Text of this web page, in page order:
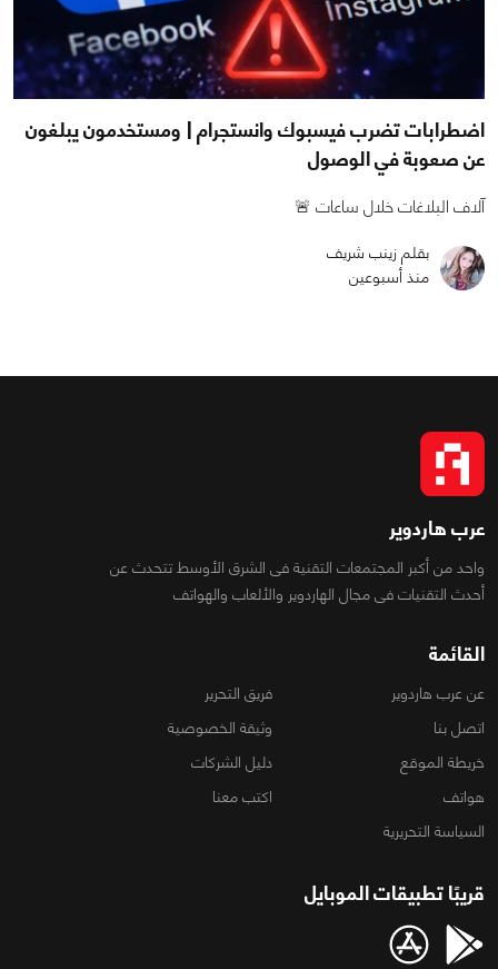
اضطرابات تضرب فيسبوك وانستجرام | ومستخدمون يبلغون
عن صعوبة في الوصول
آلاف البلاغات خلال ساعات 🚨
بقلم زينب شريف
منذ أسبوعين
عرب هاردوير
واحد من أكبر المجتمعات التقنية فى الشرق الأوسط تتحدث عن
أحدث التقنيات فى مجال الهاردوير والألعاب والهواتف
القائمة
عن عرب هاردوير
فريق التحرير
اتصل بنا
وثيقة الخصوصية
خريطة الموقع
دليل الشركات
هواتف
اكتب معنا
السياسة التحريرية
قريبًا تطبيقات الموبايل